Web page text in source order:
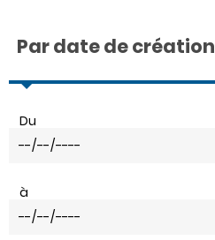
Par date de création
Du
à